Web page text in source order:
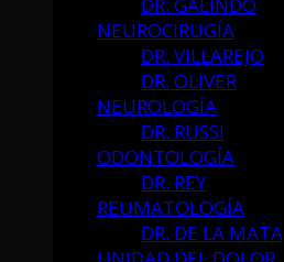
NEUROCIRUGÍA
DR. VILLAREJO
DR. OLIVER
NEUROLOGÍA
DR. RUSSI
ODONTOLOGÍA
DR. REY
REUMATOLOGÍA
DR. DE LA MATA